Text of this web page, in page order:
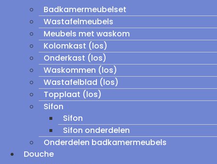
Badkamermeubelset
Wastafelmeubels
Meubels met waskom
Kolomkast (los)
Onderkast (los)
Waskommen (los)
Wastafelblad (los)
Topplaat (los)
Sifon
Sifon
Sifon onderdelen
Onderdelen badkamermeubels
Douche